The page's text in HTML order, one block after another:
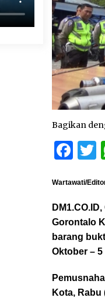
Bagikan
Wartawati/
Gorontalo
barang
Oktober –
Kota, Rabu